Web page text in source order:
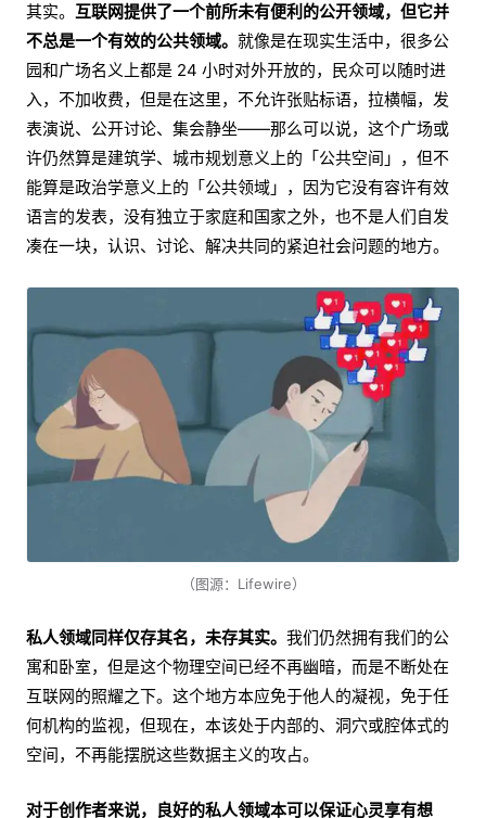
其实。 互联网提供了一个前所未有便利的公开领域，但它并
不总是一个有效的公共领域。 就像是在现实生活中，很多公
园和广场名义上都是 24 小时对外开放的，民众可以随时进
入，不加收费，但是在这里，不允许张贴标语，拉横幅，发
表演说、公开讨论、集会静坐——那么可以说，这个广场或
许仍然算是建筑学、城市规划意义上的「公共空间」，但不
能算是政治学意义上的「公共领域」，因为它没有容许有效
语言的发表，没有独立于家庭和国家之外，也不是人们自发
凑在一块，认识、讨论、解决共同的紧迫社会问题的地方。
（图源：Lifewire）
私人领域同样仅存其名，未存其实。 我们仍然拥有我们的公
寓和卧室，但是这个物理空间已经不再幽暗，而是不断处在
互联网的照耀之下。这个地方本应免于他人的凝视，免于任
何机构的监视，但现在，本该处于内部的、洞穴或腔体式的
空间，不再能摆脱这些数据主义的攻占。
对于创作者来说，良好的私人领域本可以保证心灵享有想